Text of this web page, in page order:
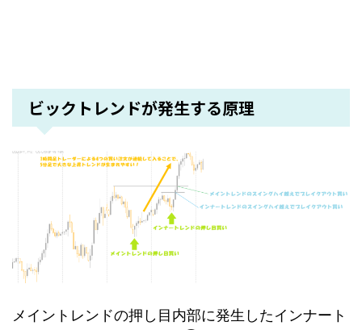
ビックトレンドが発生する原理
メイントレンドの押し目内部に発生したインナート